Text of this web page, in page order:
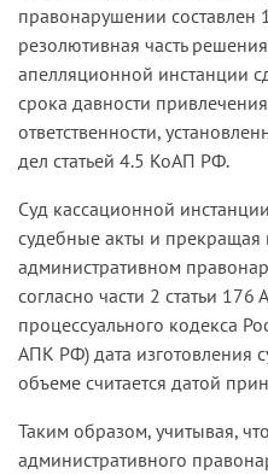
правонарушении составлен
резолютивная часть
апелляционной инстанции
срока давности
ответственности,
дел статьей 4.5 КоАП РФ.
Суд кассационной
судебные акты и прекращая
административном
согласно части 2 статьи 176
процессуального кодекса
АПК РФ) дата изготовления
объеме считается датой
Таким образом, учитывая,
административного